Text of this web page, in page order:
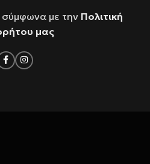
σύμφωνα με την Πολιτική
μας